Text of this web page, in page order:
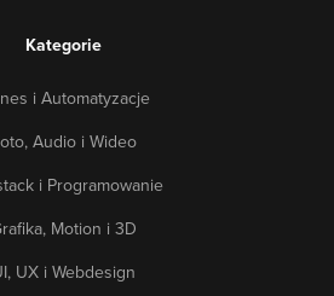
Kategorie
i Automatyzacje
Audio i Wideo
i Programowanie
Motion i 3D
UX i Webdesign